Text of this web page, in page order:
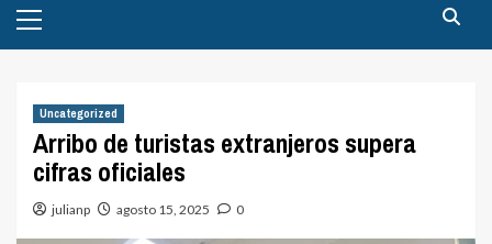
principal
Uncategorized
Arribo de turistas extranjeros supera
cifras oficiales
julianp agosto 15, 2025 0